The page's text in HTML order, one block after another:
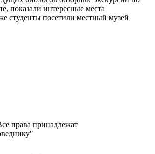
показали интересные места
студенты посетили местный музей
права принадлежат